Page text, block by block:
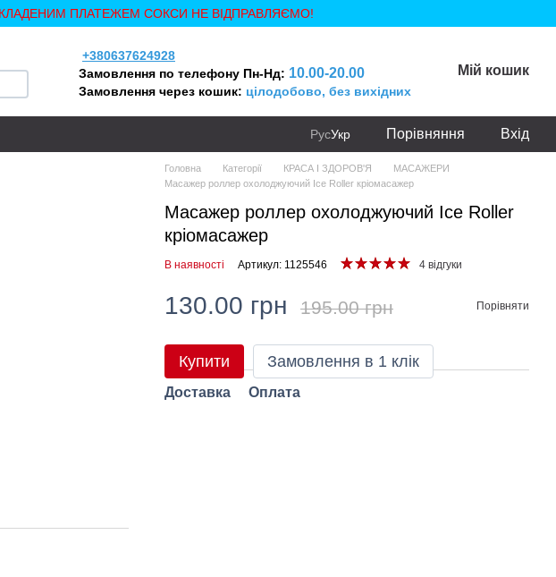
ПЛАТЕЖЕМ СОКСИ НЕ ВІДПРАВЛЯЄМО!
+380637624928
Замовлення по телефону Пн-Нд: 10.00-20.00
Замовлення через кошик: цілодобово, без вихідних
Мій кошик
РусУкр Порівняння Вхід
Головна Категорії КРАСА І ЗДОРОВ'Я
МАСАЖЕРИ
Масажер роллер охолоджуючий Ice Roller кріомасажер
Масажер роллер охолоджуючий Ice Roller
кріомасажер
В наявності Артикул: 1125546 4 відгуки
130.00 грн 195.00 грн Порівняти
Купити Замовлення в 1 клік
Доставка Оплата